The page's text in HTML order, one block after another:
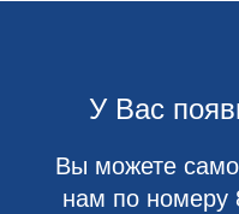
У Вас
Вы можете
нам по номеру